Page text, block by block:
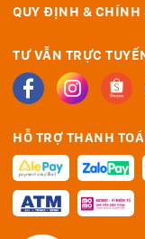
khôi phục mạnh
QUY ĐỊNH & CHÍNH
TƯ VẪN TRỰC
HỖ TRỢ THANH